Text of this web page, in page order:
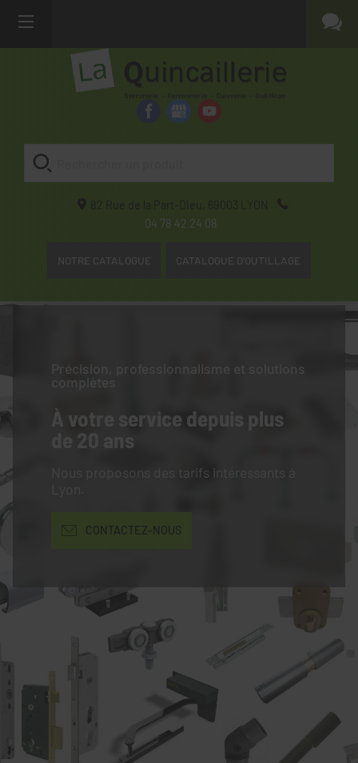
82 Rue de la Part-Dieu, 69003
LYON
04 78 42 24 08
NOTRE CATALOGUE CATALOGUE D'OUTILLAGE
Précision, professionnalisme et solutions
complètes
À votre service depuis plus
de 20 ans
Nous proposons des tarifs intéressants à
CONTACTEZ-NOUS